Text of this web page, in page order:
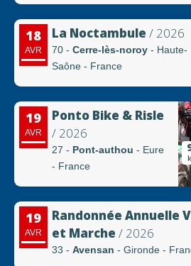
18
AVR
La Noctambule / 2026
70 - Cerre-lès-noroy - Haute-
Saône - France
19
AVR
Ponto Bike & Risle
/ 2026
27 - Pont-authou - Eure
- France
19
AVR
Randonnée Annuelle
et Marche / 2026
33 - Avensan - Gironde -